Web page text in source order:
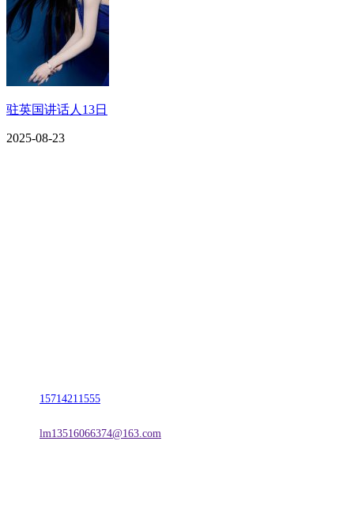
驻英国讲话人13日
2025-08-23
15714211555
lm13516066374@163.com